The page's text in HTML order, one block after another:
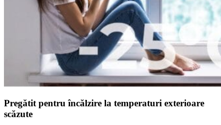
Pregătit pentru încălzire la temperaturi exterioare
scăzute